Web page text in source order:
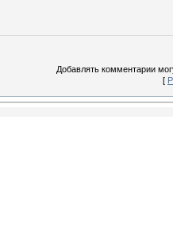
Добавлять комментарии
[